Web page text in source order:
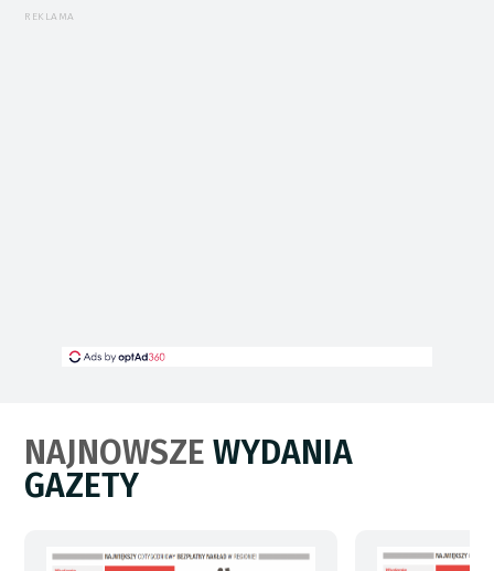
REKLAMA
NAJNOWSZEWYDANIA
GAZETY